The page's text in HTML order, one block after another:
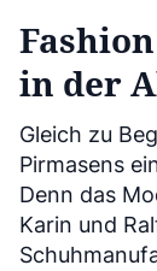
in der
Gleich zu
Pirmasens
Denn das
Karin und